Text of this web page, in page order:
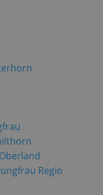
Regio